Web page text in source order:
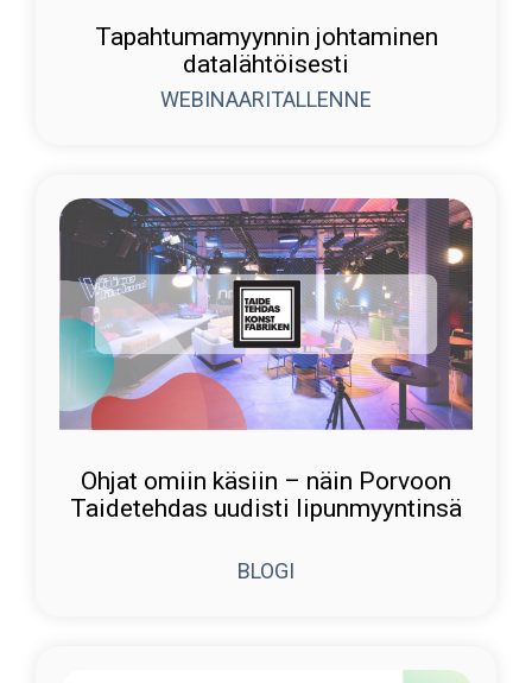
Tapahtumamyynnin johtaminen
datalähtöisesti
WEBINAARITALLENNE
Ohjat omiin käsiin – näin Porvoon
Taidetehdas uudisti lipunmyyntinsä
BLOGI